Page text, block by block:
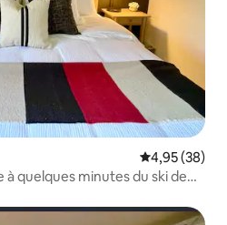
Évaluation
4,95 (38)
à quelques minutes du ski de